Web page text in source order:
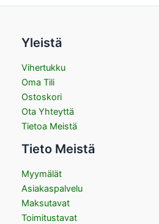
Yleistä
Vihertukku
Oma Tili
Ostoskori
Ota Yhteyttä
Tietoa Meistä
Tieto Meistä
Myymälät
Asiakaspalvelu
Maksutavat
Toimitustavat